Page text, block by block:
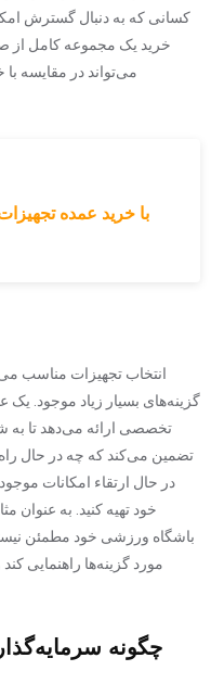
کسانی که به دنبال گسترش
خرید یک مجموعه کامل از
می‌تواند در مقایسه
با خرید عمده
انتخاب تجهیزات مناسب
گزینه‌های بسیار زیاد موجود. یک
تخصصی ارائه می‌دهد تا به
تضمین می‌کند که چه در حال
در حال ارتقاء امکانات
خود تهیه کنید. به عنوان
باشگاه ورزشی خود مطمئن
مورد گزینه‌ها راهنمایی
چگونه